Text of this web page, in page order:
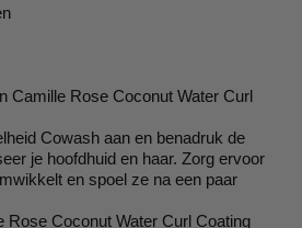
Camille Rose Coconut Water Curl
Cowash aan en benadruk de
je hoofdhuid en haar. Zorg ervoor
en spoel ze na een paar
Rose Coconut Water Curl Coating